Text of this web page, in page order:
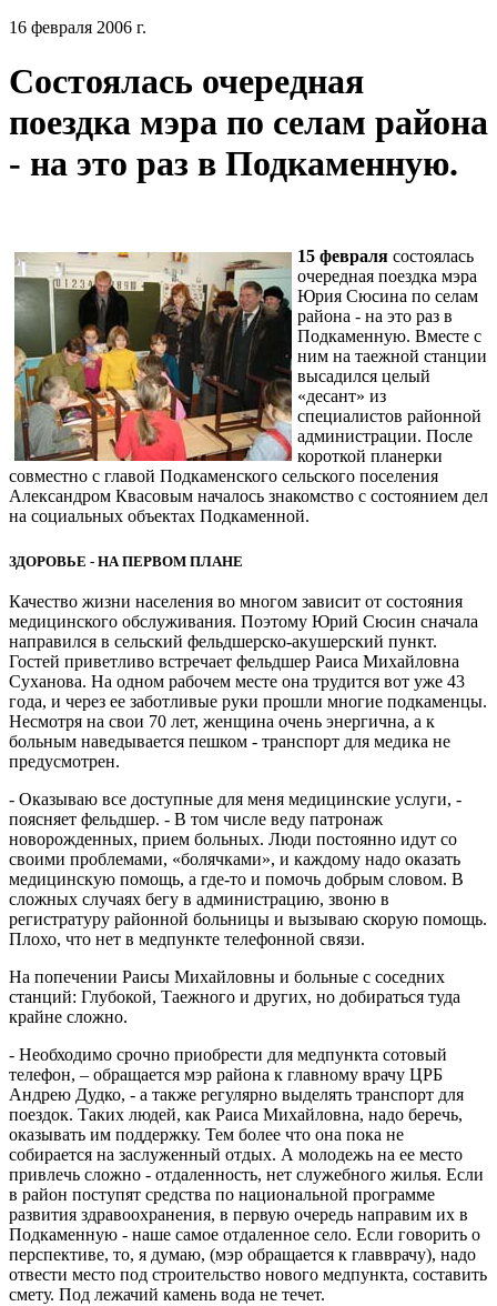
16 февраля 2006 г.
Состоялась очередная
поездка мэра по селам района
- на это раз в Подкаменную.
15 февраля состоялась
очередная поездка мэра
Юрия Сюсина по селам
района - на это раз в
Подкаменную. Вместе с
ним на таежной станции
высадился целый
«десант» из
специалистов районной
администрации. После
короткой планерки
совместно с главой Подкаменского сельского поселения
Александром Квасовым началось знакомство с состоянием дел
на социальных объектах Подкаменной.
ЗДОРОВЬЕ - НА ПЕРВОМ ПЛАНЕ
Качество жизни населения во многом зависит от состояния
медицинского обслуживания. Поэтому Юрий Сюсин сначала
направился в сельский фельдшерско-акушерский пункт.
Гостей приветливо встречает фельдшер Раиса Михайловна
Суханова. На одном рабочем месте она трудится вот уже 43
года, и через ее заботливые руки прошли многие подкаменцы.
Несмотря на свои 70 лет, женщина очень энергична, а к
больным наведывается пешком - транспорт для медика не
предусмотрен.
- Оказываю все доступные для меня медицинские услуги, -
поясняет фельдшер. - В том числе веду патронаж
новорожденных, прием больных. Люди постоянно идут со
своими проблемами, «болячками», и каждому надо оказать
медицинскую помощь, а где-то и помочь добрым словом. В
сложных случаях бегу в администрацию, звоню в
регистратуру районной больницы и вызываю скорую помощь.
Плохо, что нет в медпункте телефонной связи.
На попечении Раисы Михайловны и больные с соседних
станций: Глубокой, Таежного и других, но добираться туда
крайне сложно.
- Необходимо срочно приобрести для медпункта сотовый
телефон, – обращается мэр района к главному врачу ЦРБ
Андрею Дудко, - а также регулярно выделять транспорт для
поездок. Таких людей, как Раиса Михайловна, надо беречь,
оказывать им поддержку. Тем более что она пока не
собирается на заслуженный отдых. А молодежь на ее место
привлечь сложно - отдаленность, нет служебного жилья. Если
в район поступят средства по национальной программе
развития здравоохранения, в первую очередь направим их в
Подкаменную - наше самое отдаленное село. Если говорить о
перспективе, то, я думаю, (мэр обращается к главврачу), надо
отвести место под строительство нового медпункта, составить
смету. Под лежачий камень вода не течет.